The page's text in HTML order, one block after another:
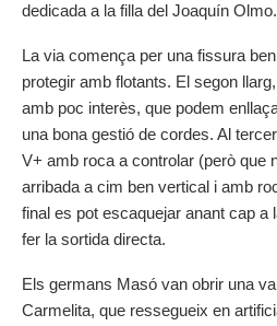
dedicada a la filla del Joaquín Olmo.
La via comença per una fissura
protegir amb flotants. El segon
amb poc interès, que podem
una bona gestió de cordes. Al
V+ amb roca a controlar (però que
arribada a cim ben vertical i amb
final es pot escaquejar anant cap a
fer la sortida directa.
Els germans Masó van obrir una
Carmelita, que ressegueix en